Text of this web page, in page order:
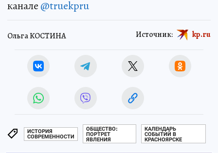
канале @truekpru
Ольга КОСТИНА Источник: kp.ru
ИСТОРИЯ
СОВРЕМЕННОСТИ
ОБЩЕСТВО:
ПОРТРЕТ
ЯВЛЕНИЯ
КАЛЕНДАРЬ
СОБЫТИЙ В
КРАСНОЯРСКЕ